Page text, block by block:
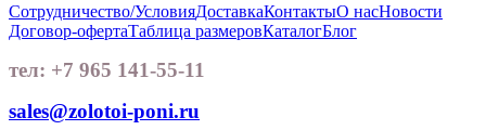
Сотрудничество/УсловияДоставкаКонтактыО насНовости
Договор-офертаТаблица размеровКаталогБлог
тел: +7 965 141-55-11
sales@zolotoi-poni.ru